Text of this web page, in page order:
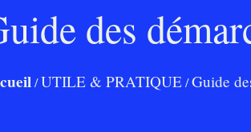
des
/UTILE & PRATIQUE/Guide